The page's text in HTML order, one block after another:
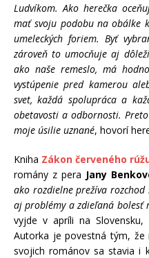
Ludvíkom. Ako herečka
mať svoju podobu na obálke
umeleckých foriem. Byť
zároveň to umocňuje aj
ako naše remeslo, má
vystúpenie pred kamerou
svet, každá spolupráca a
obetavosti a odbornosti.
moje úsilie uznané, hovorí
Kniha Zákon červeného
romány z pera Jany
ako rozdielne prežíva
aj problémy a zdieľaná bolesť
vyjde v apríli na
Autorka je povestná tým, že
svojich románov sa stavia i